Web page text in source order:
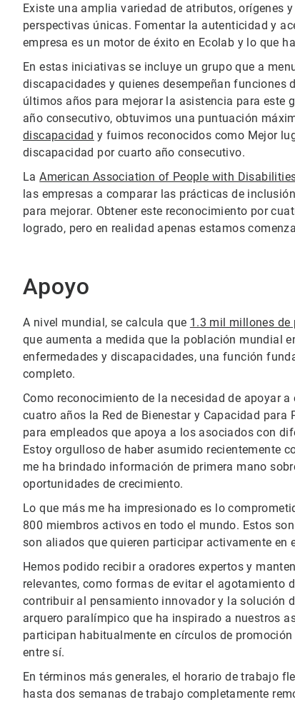
Existe una amplia variedad de atributos, orígenes
perspectivas únicas. Fomentar la autenticidad y
empresa es un motor de éxito en Ecolab y lo que
En estas iniciativas se incluye un grupo que a
discapacidades y quienes desempeñan funciones
últimos años para mejorar la asistencia para este
año consecutivo, obtuvimos una puntuación
discapacidad y fuimos reconocidos como Mejor
discapacidad por cuarto año consecutivo.
LaAmerican Association of People with
las empresas a comparar las prácticas de
para mejorar. Obtener este reconocimiento por
logrado, pero en realidad apenas estamos
Apoyo
A nivel mundial, se calcula que 1.3 mil millones de
que aumenta a medida que la población mundial
enfermedades y discapacidades, una función
completo.
Como reconocimiento de la necesidad de apoyar
cuatro años la Red de Bienestar y Capacidad para
para empleados que apoya a los asociados con
Estoy orgulloso de haber asumido recientemente
me ha brindado información de primera mano
oportunidades de crecimiento.
Lo que más me ha impresionado es lo
800 miembros activos en todo el mundo. Estos
son aliados que quieren participar activamente en
Hemos podido recibir a oradores expertos y
relevantes, como formas de evitar el agotamiento
contribuir al pensamiento innovador y la solución
arquero paralímpico que ha inspirado a nuestros
participan habitualmente en círculos de
entre sí.
En términos más generales, el horario de trabajo
hasta dos semanas de trabajo completamente